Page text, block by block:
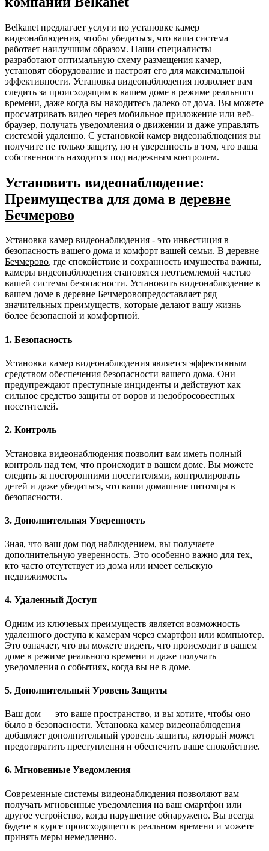
Belkanet предлагает услуги по установке камер
видеонаблюдения, чтобы убедиться, что ваша система
работает наилучшим образом. Наши специалисты
разработают оптимальную схему размещения камер,
установят оборудование и настроят его для максимальной
эффективности. Установка видеонаблюдения позволяет вам
следить за происходящим в вашем доме в режиме реального
времени, даже когда вы находитесь далеко от дома. Вы можете
просматривать видео через мобильное приложение или веб-
браузер, получать уведомления о движении и даже управлять
системой удаленно. С установкой камер видеонаблюдения вы
получите не только защиту, но и уверенность в том, что ваша
собственность находится под надежным контролем.
Установить видеонаблюдение:
Преимущества для дома в деревне
Бечмерово
Установка камер видеонаблюдения - это инвестиция в
безопасность вашего дома и комфорт вашей семьи. В деревне
Бечмерово, где спокойствие и сохранность имущества важны,
камеры видеонаблюдения становятся неотъемлемой частью
вашей системы безопасности. Установить видеонаблюдение в
вашем доме в деревне Бечмеровопредоставляет ряд
значительных преимуществ, которые делают вашу жизнь
более безопасной и комфортной.
1. Безопасность
Установка камер видеонаблюдения является эффективным
средством обеспечения безопасности вашего дома. Они
предупреждают преступные инциденты и действуют как
сильное средство защиты от воров и недобросовестных
посетителей.
2. Контроль
Установка видеонаблюдения позволит вам иметь полный
контроль над тем, что происходит в вашем доме. Вы можете
следить за посторонними посетителями, контролировать
детей и даже убедиться, что ваши домашние питомцы в
безопасности.
3. Дополнительная Уверенность
Зная, что ваш дом под наблюдением, вы получаете
дополнительную уверенность. Это особенно важно для тех,
кто часто отсутствует из дома или имеет сельскую
недвижимость.
4. Удаленный Доступ
Одним из ключевых преимуществ является возможность
удаленного доступа к камерам через смартфон или компьютер.
Это означает, что вы можете видеть, что происходит в вашем
доме в режиме реального времени и даже получать
уведомления о событиях, когда вы не в доме.
5. Дополнительный Уровень Защиты
Ваш дом — это ваше пространство, и вы хотите, чтобы оно
было в безопасности. Установка камер видеонаблюдения
добавляет дополнительный уровень защиты, который может
предотвратить преступления и обеспечить ваше спокойствие.
6. Мгновенные Уведомления
Современные системы видеонаблюдения позволяют вам
получать мгновенные уведомления на ваш смартфон или
другое устройство, когда нарушение обнаружено. Вы всегда
будете в курсе происходящего в реальном времени и можете
принять меры немедленно.